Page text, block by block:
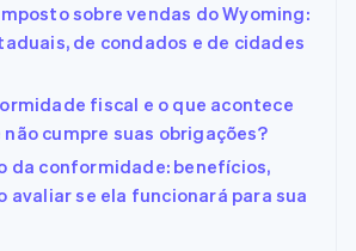
sobre vendas do Wyoming:
de condados e de cidades
fiscal e o que acontece
cumpre suas obrigações?
da conformidade: benefícios,
avaliar se ela funcionará para sua
体中文